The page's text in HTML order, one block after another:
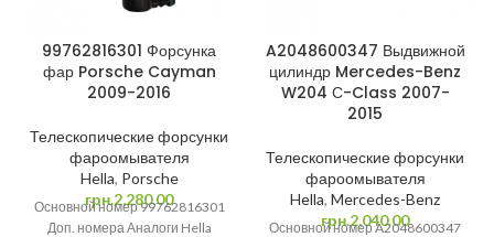
99762816301 Форсунка
фар Porsche Cayman
2009-2016
Телескопические форсунки
фароомывателя
Hella, Porsche
грн.2,280.00
Основной номер 99762816301
Доп. номера Аналоги Hella
A2048600347 Выдвижной
цилиндр Mercedes-Benz
W204 С-Class 2007-
2015
Телескопические форсунки
фароомывателя
Hella, Mercedes-Benz
грн.2,040.00
Основной номер A2048600347